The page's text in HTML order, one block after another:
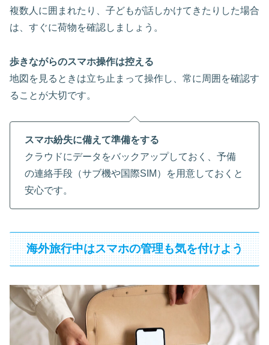
複数人に囲まれたり、子どもが話しかけてきたりした場合
は、すぐに荷物を確認しましょう。
歩きながらのスマホ操作は控える
地図を見るときは立ち止まって操作し、常に周囲を確認す
ることが大切です。
スマホ紛失に備えて準備をする
クラウドにデータをバックアップしておく、予備
の連絡手段（サブ機や国際SIM）を用意しておくと
安心です。
海外旅行中はスマホの管理も気を付けよう